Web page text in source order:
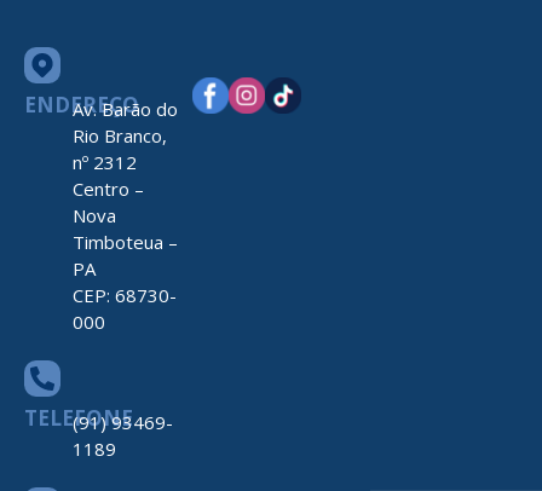
ENDEREÇO
Av. Barão do
Rio Branco,
nº 2312
Centro –
Nova
Timboteua –
PA
CEP: 68730-
000
TELEFONE
(91) 93469-
1189